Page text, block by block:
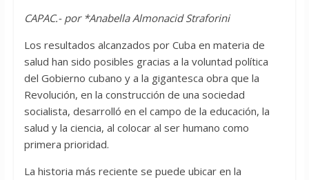
CAPAC.- por *Anabella Almonacid Straforini
Los resultados alcanzados por Cuba en materia de
salud han sido posibles gracias a la voluntad política
del Gobierno cubano y a la gigantesca obra que la
Revolución, en la construcción de una sociedad
socialista, desarrolló en el campo de la educación, la
salud y la ciencia, al colocar al ser humano como
primera prioridad.
La historia más reciente se puede ubicar en la